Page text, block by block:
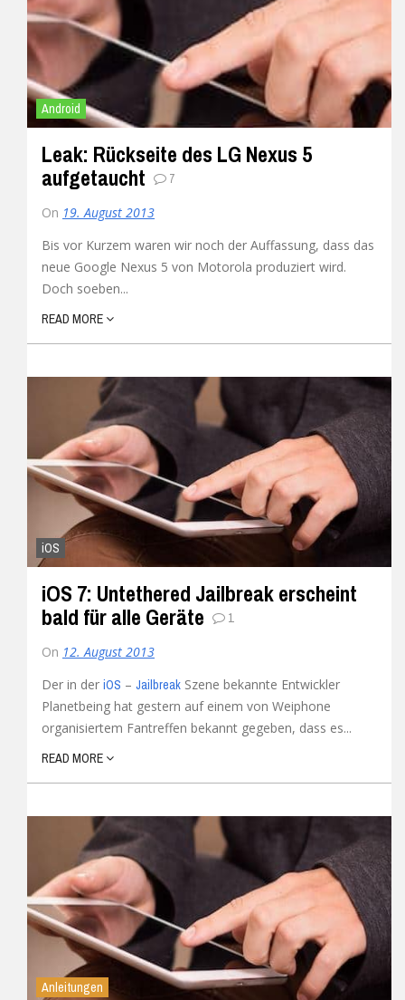
Android
Leak: Rückseite des LG Nexus 5
aufgetaucht
7
On 19. August 2013
Bis vor Kurzem waren wir noch der Auffassung, dass das
neue Google Nexus 5 von Motorola produziert wird.
Doch soeben...
READ MORE
iOS
iOS 7: Untethered Jailbreak erscheint
bald für alle Geräte
1
On 12. August 2013
Der in der iOS – Jailbreak Szene bekannte Entwickler
Planetbeing hat gestern auf einem von Weiphone
organisiertem Fantreffen bekannt gegeben, dass es...
READ MORE
Anleitungen